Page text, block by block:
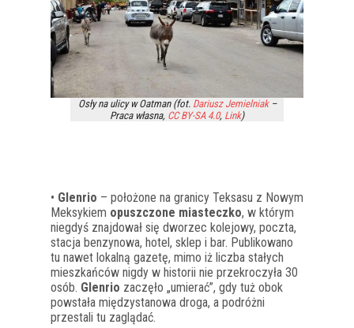
Osły na ulicy w Oatman (fot. Dariusz Jemielniak–
Praca własna, CC BY-SA 4.0, Link)
• Glenrio – położone na granicy Teksasu z Nowym
Meksykiem opuszczone miasteczko, w którym
niegdyś znajdował się dworzec kolejowy, poczta,
stacja benzynowa, hotel, sklep i bar. Publikowano
tu nawet lokalną gazetę, mimo iż liczba stałych
mieszkańców nigdy w historii nie przekroczyła 30
osób. Glenrio zaczęło „umierać”, gdy tuż obok
powstała międzystanowa droga, a podróżni
przestali tu zaglądać.